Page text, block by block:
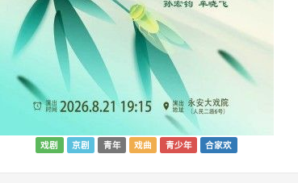
戏剧 京剧 青年 戏曲 青少年 合家欢